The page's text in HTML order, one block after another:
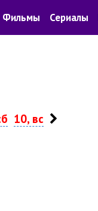
Фильмы Сериалы
10, вс